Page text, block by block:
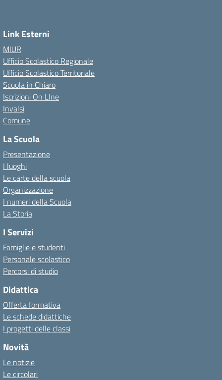
Link Esterni
MIUR
Ufficio Scolastico Regionale
Ufficio Scolastico Territoriale
Scuola in Chiaro
Iscrizioni On LIne
Invalsi
Comune
La Scuola
Presentazione
I luoghi
Le carte della scuola
Organizzazione
I numeri della Scuola
La Storia
I Servizi
Famiglie e studenti
Personale scolastico
Percorsi di studio
Didattica
Offerta formativa
Le schede didattiche
I progetti delle classi
Novità
Le notizie
Le circolari